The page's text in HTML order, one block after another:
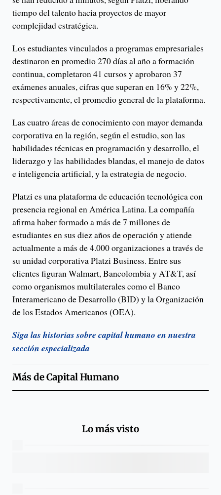
tiempo del talento hacia proyectos de mayor
complejidad estratégica.
Los estudiantes vinculados a programas empresariales
destinaron en promedio 270 días al año a formación
continua, completaron 41 cursos y aprobaron 37
exámenes anuales, cifras que superan en 16% y 22%,
respectivamente, el promedio general de la plataforma.
Las cuatro áreas de conocimiento con mayor demanda
corporativa en la región, según el estudio, son las
habilidades técnicas en programación y desarrollo, el
liderazgo y las habilidades blandas, el manejo de datos
e inteligencia artificial, y la estrategia de negocio.
Platzi es una plataforma de educación tecnológica con
presencia regional en América Latina. La compañía
afirma haber formado a más de 7 millones de
estudiantes en sus diez años de operación y atiende
actualmente a más de 4.000 organizaciones a través de
su unidad corporativa Platzi Business. Entre sus
clientes figuran Walmart, Bancolombia y AT&T, así
como organismos multilaterales como el Banco
Interamericano de Desarrollo (BID) y la Organización
de los Estados Americanos (OEA).
Siga las historias sobre capital humano en nuestra
sección especializada
Más deCapital Humano
Lo más visto